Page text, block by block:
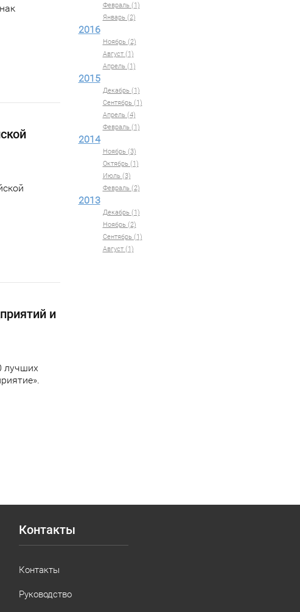
и
лучших
Февраль (1)
Январь (2)
2016
Ноябрь (2)
Август (1)
Апрель (1)
2015
Декабрь (1)
Сентябрь (1)
Апрель (4)
Февраль (1)
2014
Ноябрь (3)
Октябрь (1)
Июль (3)
Февраль (2)
2013
Декабрь (1)
Ноябрь (2)
Сентябрь (1)
Август (1)
Контакты
Контакты
Руководство